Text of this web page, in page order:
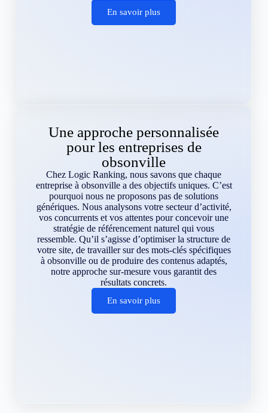
En savoir plus
Une approche personnalisée
pour les entreprises de
obsonville
Chez Logic Ranking, nous savons que chaque
entreprise à obsonville a des objectifs uniques. C’est
pourquoi nous ne proposons pas de solutions
génériques. Nous analysons votre secteur d’activité,
vos concurrents et vos attentes pour concevoir une
stratégie de référencement naturel qui vous
ressemble. Qu’il s’agisse d’optimiser la structure de
votre site, de travailler sur des mots-clés spécifiques
à obsonville ou de produire des contenus adaptés,
notre approche sur-mesure vous garantit des
résultats concrets.
En savoir plus